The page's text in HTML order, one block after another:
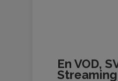
En VOD,
Streaming